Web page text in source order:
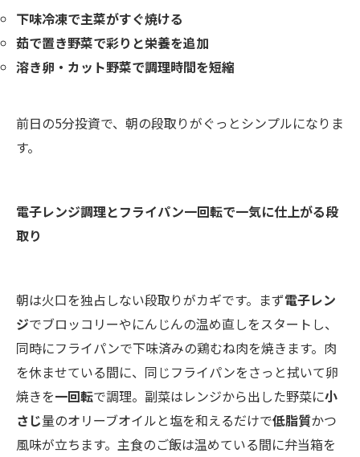
下味冷凍で主菜がすぐ焼ける
茹で置き野菜で彩りと栄養を追加
溶き卵・カット野菜で調理時間を短縮
前日の5分投資で、朝の段取りがぐっとシンプルになりま
す。
電子レンジ調理とフライパン一回転で一気に仕上がる段
取り
朝は火口を独占しない段取りがカギです。まず電子レン
ジでブロッコリーやにんじんの温め直しをスタートし、
同時にフライパンで下味済みの鶏むね肉を焼きます。肉
を休ませている間に、同じフライパンをさっと拭いて卵
焼きを一回転で調理。副菜はレンジから出した野菜に小
さじ量のオリーブオイルと塩を和えるだけで低脂質かつ
風味が立ちます。主食のご飯は温めている間に弁当箱を